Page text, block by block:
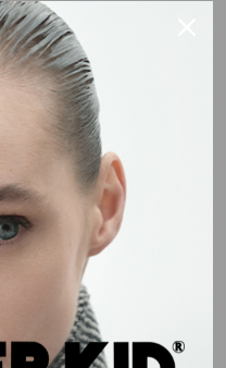
GIACCA MONOPETTO IN
LINO
€301,00
42
ADD TO CART